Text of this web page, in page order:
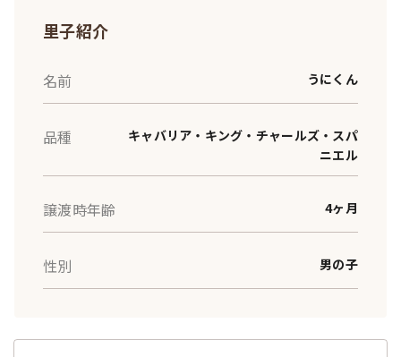
里子紹介
名前 うにくん
品種
キャバリア・キング・チャールズ・スパ
ニエル
譲渡時年齢 4ヶ月
性別 男の子